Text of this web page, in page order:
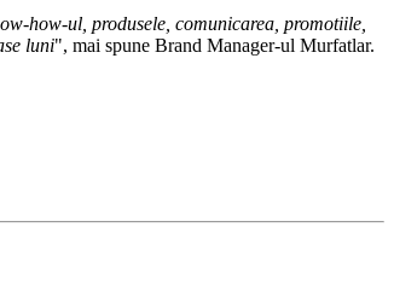
how-ul, produsele, comunicarea, promotiile,
luni", mai spune Brand Manager-ul Murfatlar.